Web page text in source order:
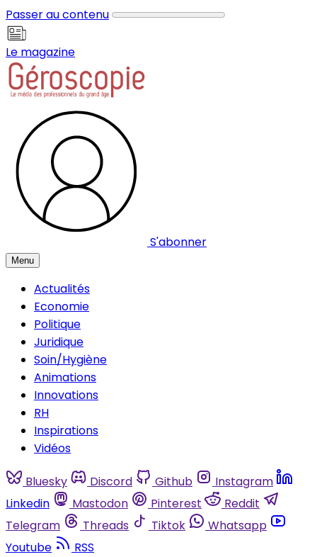
Passer au contenu
Le magazine
S'abonner
Menu
Actualités
Economie
Politique
Juridique
Soin/Hygiène
Animations
Innovations
RH
Inspirations
Vidéos
Bluesky Discord Github
Instagram
Linkedin
Mastodon Pinterest
Reddit
Telegram
Threads Tiktok
Whatsapp
Youtube
RSS
Panneau de gestion des cookies